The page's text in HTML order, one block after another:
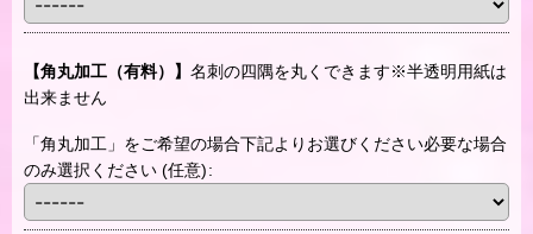
【角丸加工（有料）】 名刺の四隅を丸くできます※半透明用紙は
出来ません
「角丸加工」をご希望の場合下記よりお選びください必要な場合
のみ選択ください (任意):